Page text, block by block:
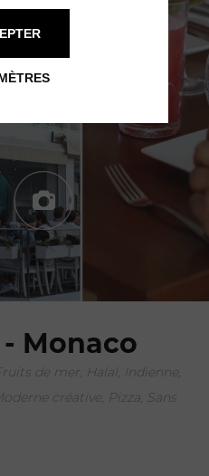
Monaco
de mer, Halal, Indienne,
créative, Pizza, Sans